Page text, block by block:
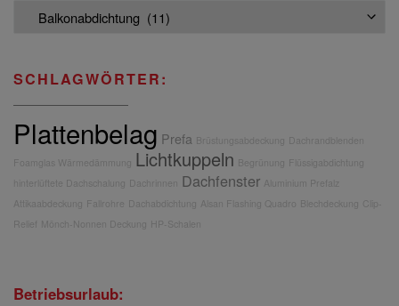
SCHLAGWÖRTER:
Plattenbelag Prefa Brüstungsabdeckung Dachrandblenden
Foamglas Wärmedämmung Lichtkuppeln Begrünung Flüssigabdichtung
hinterlüftete Dachschalung Dachrinnen Dachfenster Aluminium Prefalz
Attikaabdeckung Fallrohre Dachabdichtung Alsan Flashing Quadro Blechdeckung
Relief Mönch-Nonnen Deckung HP-Schalen
Betriebsurlaub: